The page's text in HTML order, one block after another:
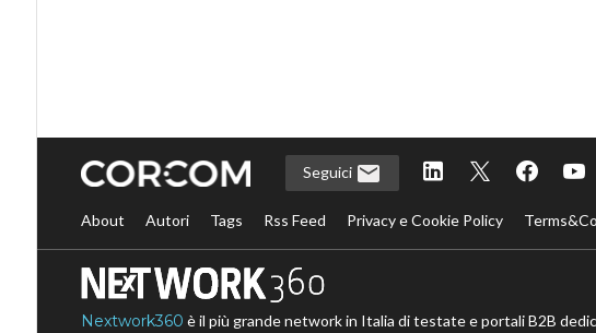
Seguici
About Autori Tags Rss Feed Privacy e Cookie Policy
Nextwork360 è il più grande network in Italia di testate e portali B2B